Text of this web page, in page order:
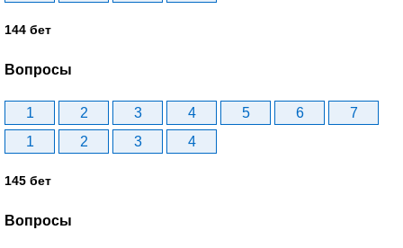
144 бет
Вопросы
1 2 3 4 5 6
7
1
2 3 4
145 бет
Вопросы